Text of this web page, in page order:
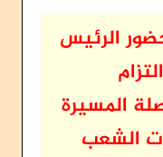
الرئيس
المسيرة
الشعب